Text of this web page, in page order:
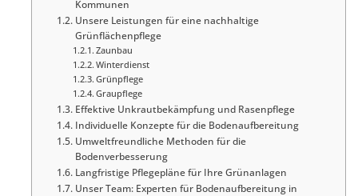
Kommunen
Unsere Leistungen für eine nachhaltige
Grünflächenpflege
Zaunbau
Winterdienst
Grünpflege
Graupflege
Effektive Unkrautbekämpfung und Rasenpflege
Individuelle Konzepte für die Bodenaufbereitung
Umweltfreundliche Methoden für die
Bodenverbesserung
Langfristige Pflegepläne für Ihre Grünanlagen
Unser Team: Experten für Bodenaufbereitung in